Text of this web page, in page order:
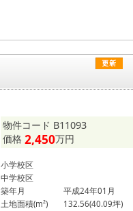
物件コード B11093
価格 2,450万円
小学校区
中学校区
築年月
平成24年01月
土地面積(m²)
132.56(40.09坪)